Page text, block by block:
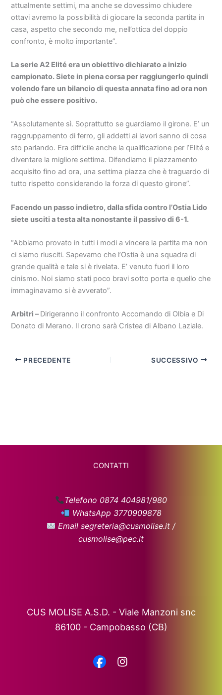
attualmente settimi, ma anche se dovessimo chiudere
ottavi avremo la possibilità di giocare la seconda partita in
casa, aspetto che secondo me, nell’ottica del doppio
confronto, è molto importante”.
La serie A2 Elité era un obiettivo dichiarato a inizio
campionato. Siete in piena corsa per raggiungerlo quindi
volendo fare un bilancio di questa annata fino ad ora non
può che essere positivo.
“Assolutamente sì. Soprattutto se guardiamo il girone. E’ un
raggruppamento di ferro, gli addetti ai lavori sanno di cosa
sto parlando. Era difficile anche la qualificazione per l’Elité e
diventare la migliore settima. Difendiamo il piazzamento
acquisito fino ad ora, una settima piazza che è traguardo di
tutto rispetto considerando la forza di questo girone”.
Facendo un passo indietro, dalla sfida contro l’Ostia Lido
siete usciti a testa alta nonostante il passivo di 6-1.
“Abbiamo provato in tutti i modi a vincere la partita ma non
ci siamo riusciti. Sapevamo che l’Ostia è una squadra di
grande qualità e tale si è rivelata. E’ venuto fuori il loro
cinismo. Noi siamo stati poco bravi sotto porta e quello che
immaginavamo si è avverato”.
Arbitri –Dirigeranno il confronto Accomando di Olbia e Di
Donato di Merano. Il crono sarà Cristea di Albano Laziale.
PRECEDENTE SUCCESSIVO
CONTATTI
Telefono 0874 404981/980
WhatsApp 3770909878
Email segreteria@cusmolise.it /
cusmolise@pec.it
CUS MOLISE A.S.D. - Viale Manzoni snc
86100 - Campobasso (CB)